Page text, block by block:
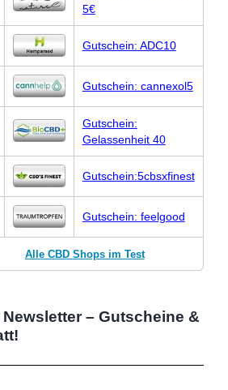
5€
Gutschein: ADC10
Gutschein: cannexol5
Gutschein:
Gelassenheit 40
Gutschein:5cbsxfinest
Gutschein: feelgood
Alle CBD Shops im Test
Newsletter – Gutscheine &